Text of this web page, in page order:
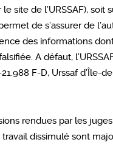
site de l’URSSAF),
de s’assurer de
des informations
A défaut,
F-D, Urssaf d’Île-
rendues par les
dissimulé sont